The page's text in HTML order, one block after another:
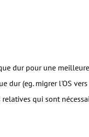
dur pour une
dur (eg. migrer l'OS
qui sont